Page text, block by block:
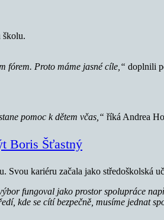
školu.
fórem. Proto máme jasné cíle,“ doplnili
pomoc k dětem včas,“ říká Andrea
Boris Šťastný
Svou kariéru začala jako středoškolská
fungoval jako prostor spolupráce
kde se cítí bezpečně, musíme jednat